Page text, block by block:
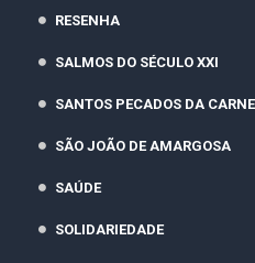
RESENHA
SALMOS DO SÉCULO XXI
SANTOS PECADOS DA CARNE
SÃO JOÃO DE AMARGOSA
SAÚDE
SOLIDARIEDADE